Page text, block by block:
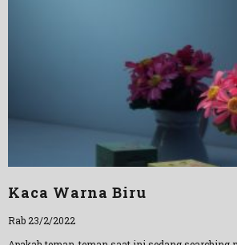
Kaca Warna Biru
Rab 23/2/2022